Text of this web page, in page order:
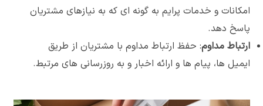
امکانات و خدمات پرایم به گونه ای که به نیازهای مشتریان
پاسخ دهد.
ارتباط مداوم: حفظ ارتباط مداوم با مشتریان از طریق
ایمیل ها، پیام ها و ارائه اخبار و به روزرسانی های مرتبط.